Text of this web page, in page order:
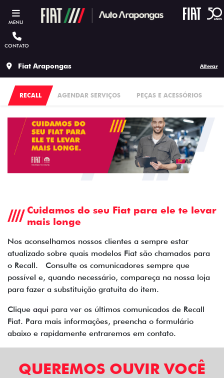
MENU
CONTATO
Fiat Arapongas Alterar
AGENDAR SERVIÇOS PEÇAS E ACESSÓRIOS
RECALL
Cuidamos do seu Fiat para ele te levar
mais longe
Nos aconselhamos nossos clientes a sempre estar
atualizado sobre quais modelos Fiat são chamados para
o Recall. Consulte os comunicadores sempre que
possível e, quando necessário, compareça na nossa loja
para fazer a substituição gratuita do item.
Clique aqui para ver os últimos comunicados de Recall
Fiat. Para mais informações, preencha o formulário
abaixo e rapidamente entraremos em contato.
QUEREMOS OUVIR VOCÊ